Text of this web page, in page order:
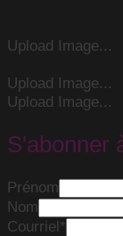
Upload Image...
Upload Image...
Upload Image...
S'abonner
Prénom
Nom
Courriel*